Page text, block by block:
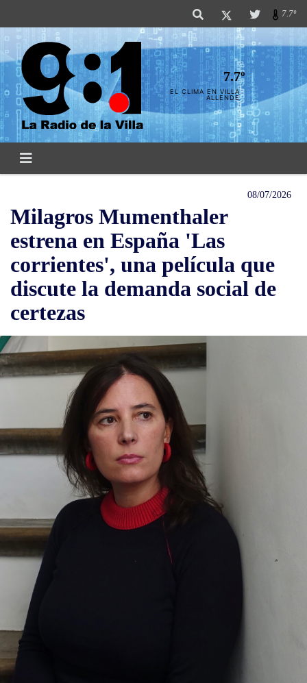
7.7º
7.7º
EL CLIMA EN VILLA
ALLENDE
08/07/2026
Milagros Mumenthaler
estrena en España 'Las
corrientes', una película que
discute la demanda social de
certezas